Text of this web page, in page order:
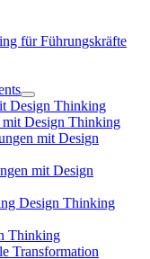
für Führungskräfte
Design Thinking
Design Thinking
mit Design
mit Design
Design Thinking
Thinking
Transformation